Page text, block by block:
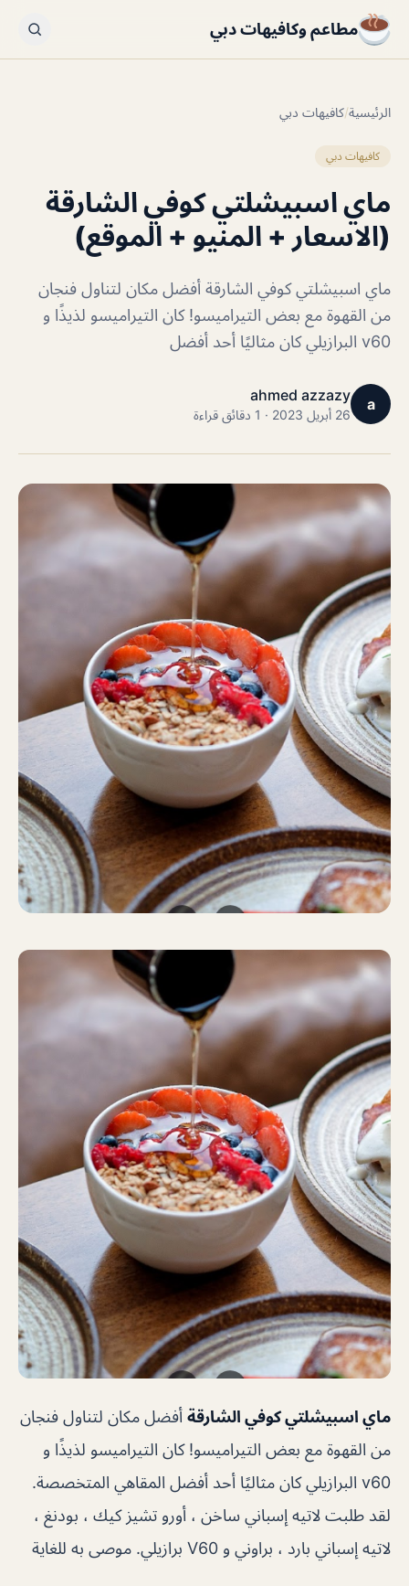
مطاعم وكافيهات دبي
الرئيسية/كافيهات دبي
كافيهات دبي
ماي اسبيشلتي كوفي الشارقة
(الاسعار + المنيو + الموقع)
ماي اسبيشلتي كوفي الشارقة أفضل مكان لتناول فنجان
من القهوة مع بعض التيراميسو! كان التيراميسو لذيذًا و
v60 البرازيلي كان مثاليًا أحد أفضل
a
ahmed azzazy
26 أبريل 2023 · 1 دقائق قراءة
ماي اسبيشلتي كوفي الشارقة أفضل مكان لتناول فنجان
من القهوة مع بعض التيراميسو! كان التيراميسو لذيذًا و
v60 البرازيلي كان مثاليًا أحد أفضل المقاهي المتخصصة.
لقد طلبت لاتيه إسباني ساخن ، أورو تشيز كيك ، بودنغ ،
لاتيه إسباني بارد ، براوني و V60 برازيلي. موصى به للغاية